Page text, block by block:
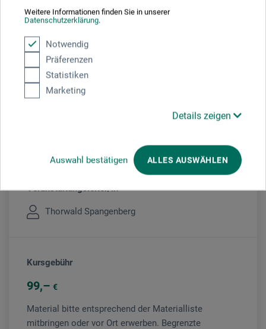
Weitere Informationen finden Sie in unserer
Datenschutzerklärung.
Notwendig
Präferenzen
Statistiken
Marketing
Details zeigen
Auswahl bestätigen ALLES AUSWÄHLEN
10:30 - 16:30 Uhr
Sie schauen derzeitig auf eine vergangene
Veranstaltung
Veranstaltungsleiter/in
Thorwald Spangenberg
Kursgebühr
99 €
Material bitte entsprechend der Materialliste
mitbringen oder vor Ort erwerben. Begrenzte